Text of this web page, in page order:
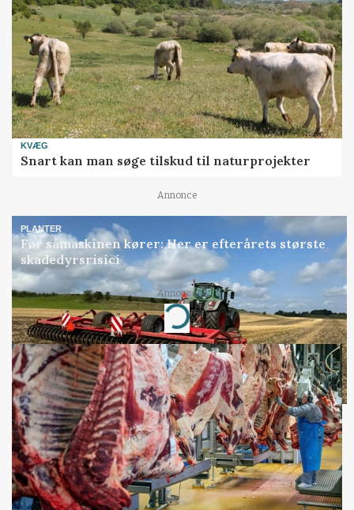
KVÆG
Snart kan man søge tilskud til naturprojekter
Annonce
PLANTER
Før såmaskinen kører: Her er efterårets største
skadedyrsrisici
Annonce
Loading...